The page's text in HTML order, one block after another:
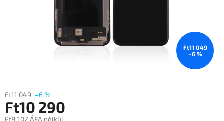
Ft11 049
–6 %
Ft11 049 –6 %
Ft10 290